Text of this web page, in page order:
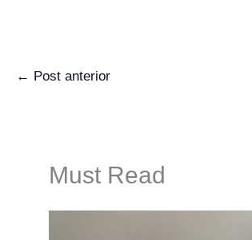
← Post anterior
Must Read